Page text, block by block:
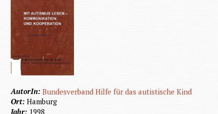
AutorIn:Bundesverband Hilfe für das autistische Kind
Ort:Hamburg
Jahr: 1998